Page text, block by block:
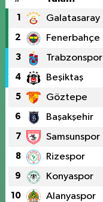
1 Galatasaray
2 Fenerbahçe
3 Trabzonspor
4 Beşiktaş
5 Göztepe
6 Başakşehir
7 Samsunspor
8 Rizespor
9 Konyaspor
10 Alanyaspor